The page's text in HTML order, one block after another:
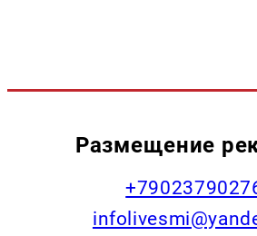
Размещение